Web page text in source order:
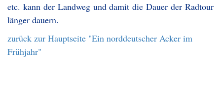
etc. kann der Landweg und damit die Dauer der Radtour
länger dauern.
zurück zur Hauptseite "Ein norddeutscher Acker im
Frühjahr"